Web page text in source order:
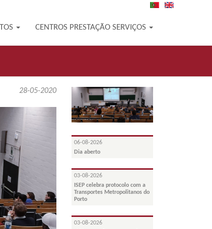
CENTROS PRESTAÇÃO SERVIÇOS
PT
28-05-2020
06-08-2026
Dia aberto
03-08-2026
ISEP celebra protocolo com a
Transportes Metropolitanos do
Porto
03-08-2026